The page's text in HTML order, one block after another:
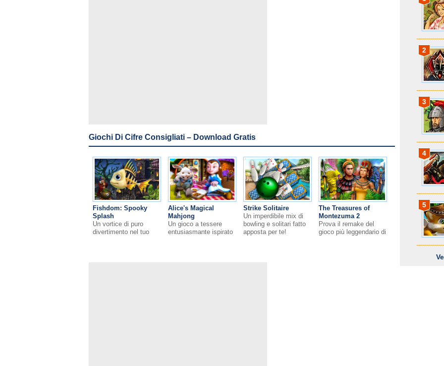
Giochi Di Cifre Сonsigliati – Download Gratis
Fishdom: Spooky
Splash
Un vortice di puro
divertimento nel tuo
Alice's Magical
Mahjong
Un gioco a tessere
entusiasmante ispirato
Strike Solitaire
Un imperdibile mix di
bowling e solitari fatto
apposta per te!
The Treasures of
Montezuma 2
Prova il remake del
gioco più leggendario di
2
3
4
5